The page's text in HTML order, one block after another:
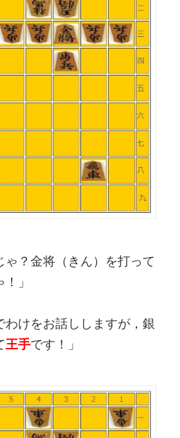
？金将（きん）を打って
！」
けをお話ししますが，銀
王手です！」